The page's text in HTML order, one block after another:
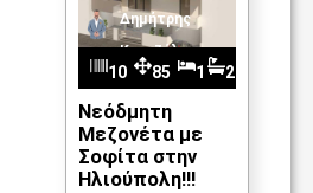
Δημήτρης
Καντζέλης
10
87
85 1 2
Νεόδμητη
Μεζονέτα με
Σοφίτα στην
Ηλιούπολη!!!